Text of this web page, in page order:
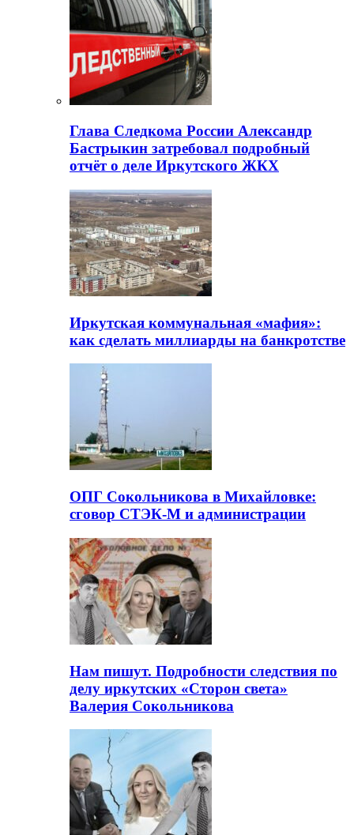
Глава Следкома России Александр
Бастрыкин затребовал подробный
отчёт о деле Иркутского ЖКХ
Иркутская коммунальная «мафия»:
как сделать миллиарды на банкротстве
ОПГ Сокольникова в Михайловке:
сговор СТЭК-М и администрации
Нам пишут. Подробности следствия по
делу иркутских «Сторон света»
Валерия Сокольникова